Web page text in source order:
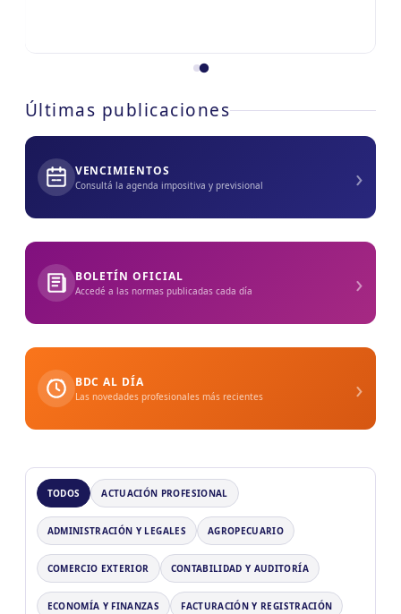
Últimas publicaciones
VENCIMIENTOS
Consultá la agenda impositiva y previsional ›
BOLETÍN OFICIAL
Accedé a las normas publicadas cada día ›
BDC AL DÍA
Las novedades profesionales más recientes ›
TODOS ACTUACIÓN PROFESIONAL
ADMINISTRACIÓN Y LEGALES AGROPECUARIO
COMERCIO EXTERIOR CONTABILIDAD Y AUDITORÍA
ECONOMÍA Y FINANZAS FACTURACIÓN Y REGISTRACIÓN